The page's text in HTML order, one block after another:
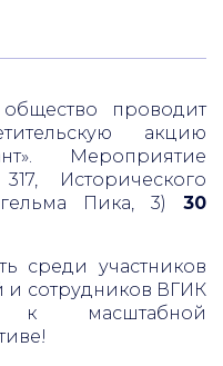
общество проводит
акцию
Мероприятие
Исторического
Пика, 3) 30
среди участников
и сотрудников ВГИК
к масштабной